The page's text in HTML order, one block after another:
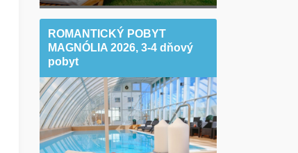
ROMANTICKÝ POBYT
MAGNÓLIA 2026, 3-4 dňový
pobyt